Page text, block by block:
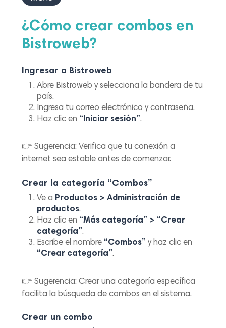
¿Cómo crear combos en
Bistroweb?
Ingresar a Bistroweb
Abre Bistroweb y selecciona la bandera de tu
país.
Ingresa tu correo electrónico y contraseña.
Haz clic en “Iniciar sesión”.
👉Sugerencia: Verifica que tu conexión a
internet sea estable antes de comenzar.
Crear la categoría “Combos”
Ve a Productos > Administración de
productos.
Haz clic en “Más categoría” > “Crear
categoría”.
Escribe el nombre “Combos” y haz clic en
“Crear categoría”.
👉Sugerencia: Crear una categoría específica
facilita la búsqueda de combos en el sistema.
Crear un combo